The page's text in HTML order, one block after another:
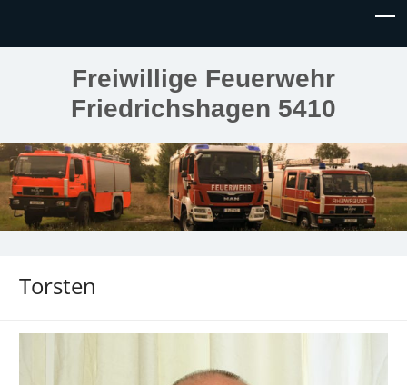
Freiwillige Feuerwehr
Friedrichshagen 5410
Torsten